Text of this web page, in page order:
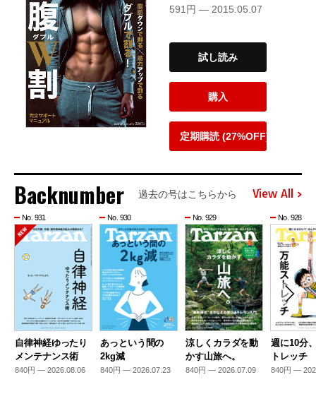
591円 — 2015.05.07
試し読み
購入
定期購読 (27%OFF)
Backnumber 過去の号はこちらから View All
No. 931
自律神経ゆったり
メンテナンス術
840円 — 2026.08.06
No. 930
あっという間の
2kg減
840円 — 2026.07.23
No. 929
涼しくカラダを動
かす山旅へ。
840円 — 2026.07.09
No. 928
週に10分
トレッチ
840円 —